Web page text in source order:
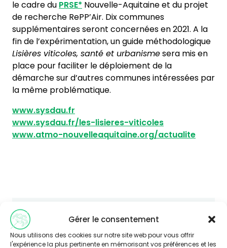
Gérer le consentement
Nous utilisons des cookies sur notre site web pour vous offrir
l'expérience la plus pertinente en mémorisant vos préférences et les
le cadre du PRSE* Nouvelle-Aquitaine et du projet
de recherche RePP’Air. Dix communes
supplémentaires seront concernées en 2021. A la
fin de l’expérimentation, un guide méthodologique
Lisières viticoles, santé et urbanismesera mis en
place pour faciliter le déploiement de la
démarche sur d’autres communes intéressées par
la même problématique.
www.sysdau.fr
www.sysdau.fr/les-lisieres-viticoles
www.atmo-nouvelleaquitaine.org/actualite
Vous souhaitez en savoir plus sur
cette thématique ?